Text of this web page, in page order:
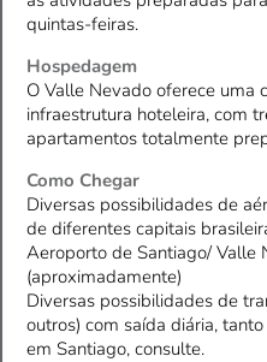
quintas-feiras.
Hospedagem
O Valle Nevado oferece uma
infraestrutura hoteleira, com
apartamentos totalmente
Como Chegar
Diversas possibilidades de
de diferentes capitais
Aeroporto de Santiago/ Valle
(aproximadamente)
Diversas possibilidades de
outros) com saída diária,
em Santiago, consulte.